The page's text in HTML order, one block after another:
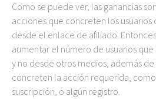
Como se puede ver, las ganancias
acciones que concreten los usuarios
desde el enlace de afiliado.
aumentar el número de usuarios
y no desde otros medios, además
concreten la acción requerida,
suscripción, o algún registro.